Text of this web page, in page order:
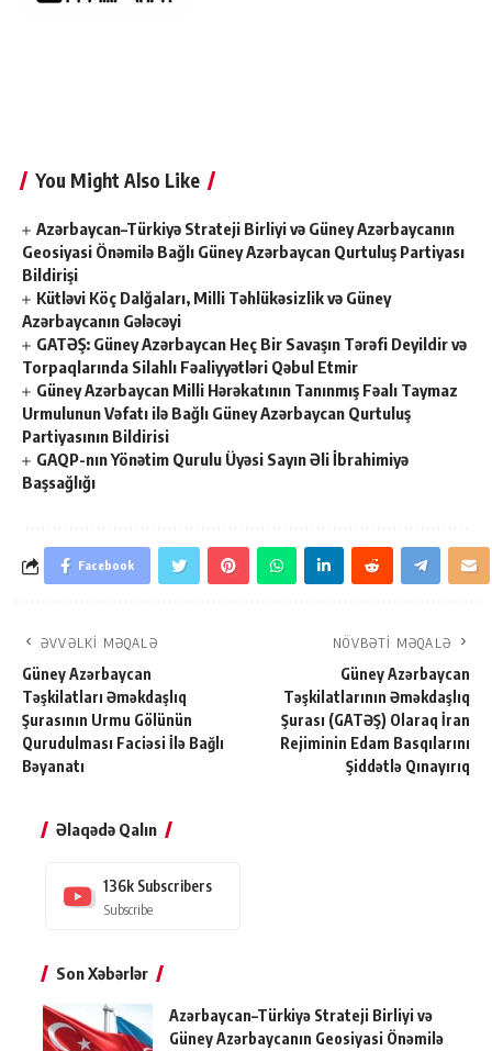
You Might Also Like
Azərbaycan–Türkiyə Strateji Birliyi və Güney Azərbaycanın
Geosiyasi Önəmilə Bağlı Güney Azərbaycan Qurtuluş Partiyası
Bildirişi
Kütləvi Köç Dalğaları, Milli Təhlükəsizlik və Güney
Azərbaycanın Gələcəyi
GATƏŞ: Güney Azərbaycan Heç Bir Savaşın Tərəfi Deyildir və
Torpaqlarında Silahlı Fəaliyyətləri Qəbul Etmir
Güney Azərbaycan Milli Hərəkatının Tanınmış Fəalı Taymaz
Urmulunun Vəfatı ilə Bağlı Güney Azərbaycan Qurtuluş
Partiyasının Bildirisi
GAQP-nın Yönətim Qurulu Üyəsi Sayın Əli İbrahimiyə
Başsağlığı
Facebook
ƏVVƏLKI MƏQALƏ
Güney Azərbaycan
Təşkilatları Əməkdaşlıq
Şurasının Urmu Gölünün
Qurudulması Faciəsi İlə Bağlı
Bəyanatı
NÖVBƏTI MƏQALƏ
Güney Azərbaycan
Təşkilatlarının Əməkdaşlıq
Şurası (GATƏŞ) Olaraq İran
Rejiminin Edam Basqılarını
Şiddətlə Qınayırıq
Əlaqədə Qalın
136k Subscribers
Subscribe
Son Xəbərlər
Azərbaycan–Türkiyə Strateji Birliyi və
Güney Azərbaycanın Geosiyasi Önəmilə